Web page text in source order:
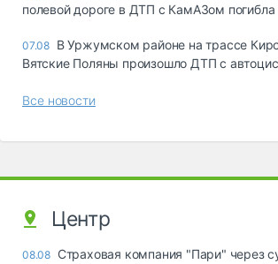
полевой дороге в ДТП с КамАЗом
07.08 В Уржумском районе на трассе
Вятские Поляны произошло ДТП с
Все новости
Центр
08.08 Страховая компания "Пари" через